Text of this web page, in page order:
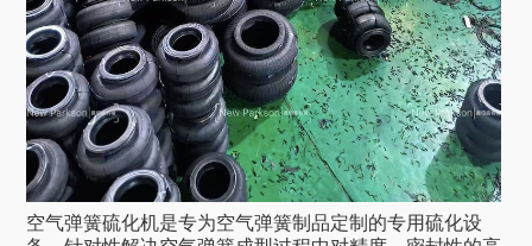
空气弹簧硫化机是专为空气弹簧制品定制的专用硫化设